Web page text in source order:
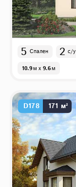
5 Спален 2 с/у
10.9м x 9.6м
D178 171 м²